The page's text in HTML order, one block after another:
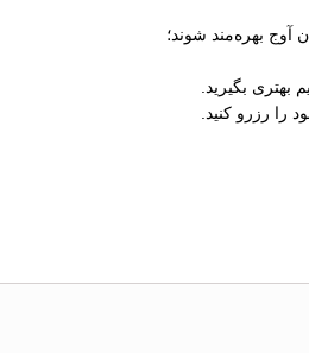
آوج بهره‌مند شوند؛
بگیرید.
رزرو کنید.